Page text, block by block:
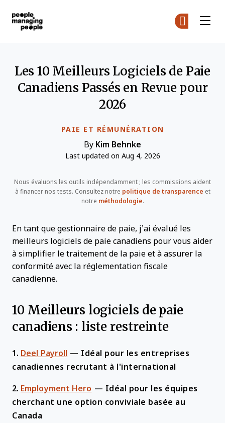
PAIE ET RÉMUNÉRATION
Les 10 Meilleurs Logiciels de Paie
Canadiens Passés en Revue pour
2026
By Kim Behnke
Last updated on Aug 4, 2026
Nous évaluons les outils indépendamment ; les commissions aident
à financer nos tests. Consultez notre politique de transparence et
notre méthodologie.
En tant que gestionnaire de paie, j’ai évalué les
meilleurs logiciels de paie canadiens pour vous aider
à simplifier le traitement de la paie et à assurer la
conformité avec la réglementation fiscale
canadienne.
10 Meilleurs logiciels de paie
canadiens : liste restreinte
1. Deel Payroll — Idéal pour les entreprises
canadiennes recrutant à l'international
2. Employment Hero — Idéal pour les équipes
cherchant une option conviviale basée au
Canada